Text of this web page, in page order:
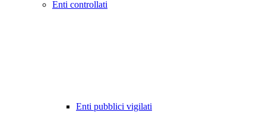
Enti controllati
Enti pubblici vigilati